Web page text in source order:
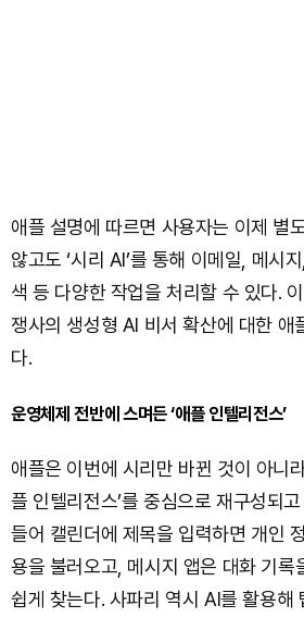
애플 설명에 따르면 사용자는 이제 별
않고도 ‘시리 AI’를 통해 이메일, 메시
색 등 다양한 작업을 처리할 수 있다.
쟁사의 생성형 AI 비서 확산에 대한 애
다.
운영체제 전반에 스며든 ‘애플 인텔리전스’
애플은 이번에 시리만 바뀐 것이 아니
플 인텔리전스’를 중심으로 재구성되
들어 캘린더에 제목을 입력하면 개인
용을 불러오고, 메시지 앱은 대화 기록
쉽게 찾는다. 사파리 역시 AI를 활용해